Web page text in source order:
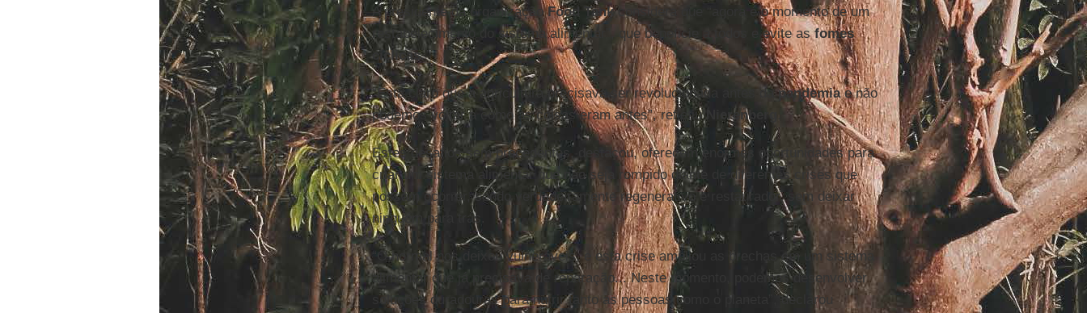
A presidente da organizaçãoFood Tankconsidera que “agora é o momento de um
restabelecimento do sistema alimentar”, que beneficie a todos e evite asfomes
cíclicas.
“Está claro que a agricultura precisava ser revolucionada antes dapandemiae não
podemos voltar a como as coisas eram antes”, refletiuNierenberg
Estes desafios sem precedentes, destacou, oferecem enormes oportunidades para
criar um sistema alimentar que não seja rompido diante de diferentes crises que
possam ocorrer, sendo verdadeiramente regenerativo e restaurador, sem deixar
ninguém para trás.
“O normal nos deixou vulneráveis, e esta crise ampliou as brechas em um sistema
alimentar que já precisava de reparação... Neste momento, podemos desenvolver
soluções duradouras para nutrir tanto as pessoas como o planeta”, declarou